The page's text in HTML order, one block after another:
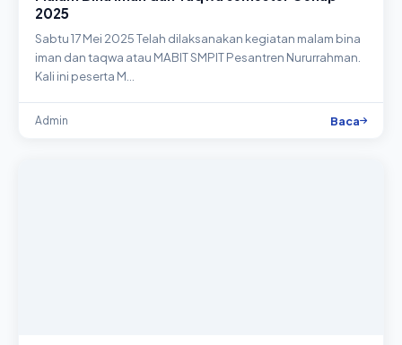
2025
Sabtu 17 Mei 2025 Telah dilaksanakan kegiatan malam bina
iman dan taqwa atau MABIT SMPIT Pesantren Nururrahman.
Kali ini peserta M…
Admin Baca